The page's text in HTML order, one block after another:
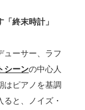
終末時計」
ーサー、ラフ
シーンの中心人
はピアノを基調
と、ノイズ・